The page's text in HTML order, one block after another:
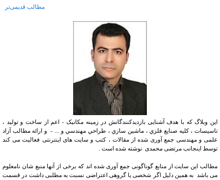
مطالب قدیمی‌تر
این وبلاگ که با هدف آشنایی بازدیدکنندگانش در زمينه مکانيک - اعم از ساخت و تولید ،
تاسيسات ، کليه صنايع فلزي ، ماشين سازي ، طراحي مهندسي و ... - و ارائه مطالب آزاد
علمی و مهندسی جمع آوری شده از مقالات ، کتب و سایت های اینترنتی فعالیت می کند
توسط اینجانب مرتضی محمدی نوشته شده است .
مطالب این سایت از منابع گوناگونی جمع آوری شده اند که برخی از آنها منبع شان نامعلوم
می باشد به همین دلیل اگر شخصی یا گروهی اعتراضی نسبت به مطلبی داشت در قسمت